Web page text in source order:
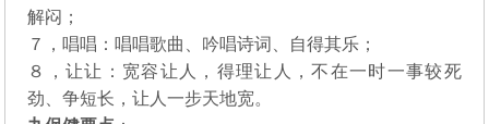
解闷；
７，唱唱：唱唱歌曲、吟唱诗词、自得其乐；
８，让让：宽容让人，得理让人，不在一时一事较死
劲、争短长，让人一步天地宽。